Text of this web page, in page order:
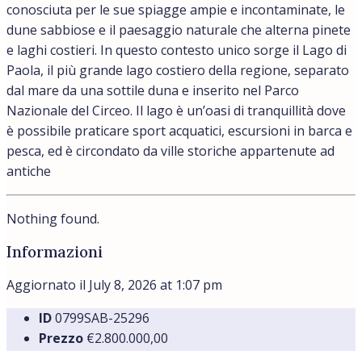
conosciuta per le sue spiagge ampie e incontaminate, le
dune sabbiose e il paesaggio naturale che alterna pinete
e laghi costieri. In questo contesto unico sorge il Lago di
Paola, il più grande lago costiero della regione, separato
dal mare da una sottile duna e inserito nel Parco
Nazionale del Circeo. Il lago è un’oasi di tranquillità dove
è possibile praticare sport acquatici, escursioni in barca e
pesca, ed è circondato da ville storiche appartenute ad
antiche
Nothing found.
Informazioni
Aggiornato il July 8, 2026 at 1:07 pm
ID0799SAB-25296
Prezzo €2.800.000,00